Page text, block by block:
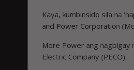
Kaya, kumbinsido sila na
and Power Corporation
More Power ang nagbigay
Electric Company (PECO).